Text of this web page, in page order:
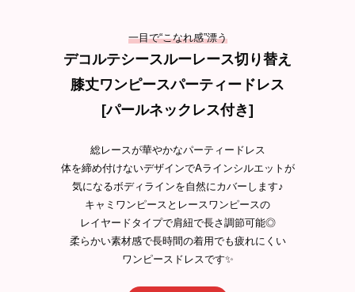
一目で“こなれ感”漂う
デコルテシースルーレース切り替え
膝丈ワンピースパーティードレス
[パールネックレス付き]
総レースが華やかなパーティードレス
体を締め付けないデザインでAラインシルエットが
気になるボディラインを自然にカバーします♪
キャミワンピースとレースワンピースの
レイヤードタイプで肩紐で長さ調節可能◎
柔らかい素材感で長時間の着用でも疲れにくい
ワンピースドレスです✨